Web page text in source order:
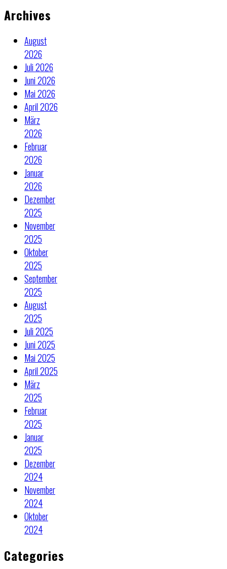
Archives
August
2026
Juli 2026
Juni 2026
Mai 2026
April 2026
März
2026
Februar
2026
Januar
2026
Dezember
2025
November
2025
Oktober
2025
September
2025
August
2025
Juli 2025
Juni 2025
Mai 2025
April 2025
März
2025
Februar
2025
Januar
2025
Dezember
2024
November
2024
Oktober
2024
Categories